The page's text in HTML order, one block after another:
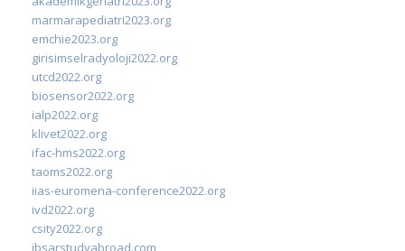
marmarapediatri2023.org
emchie2023.org
girisimselradyoloji2022.org
utcd2022.org
biosensor2022.org
ialp2022.org
klivet2022.org
ifac-hms2022.org
taoms2022.org
iias-euromena-conference2022.org
ivd2022.org
csity2022.org
ibsarstudyabroad.com